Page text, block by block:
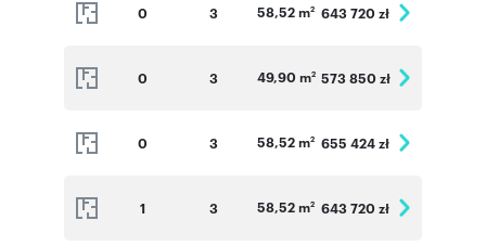
0 3 58,52 m2 643 720 zł
0 3 49,90 m2 573 850 zł
0 3 58,52 m2 655 424 zł
1 3 58,52 m2 643 720 zł